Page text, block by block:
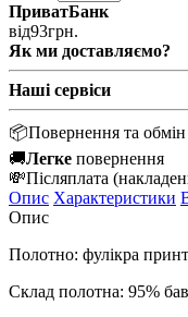
ПриватБанк
від93грн.
Як ми доставляємо?
Наші сервіси
📦Повернення та
🚚Легке повернення
💸Післяплата
Опис Характеристики
Опис
Полотно: фулікра
Склад полотна: 95%